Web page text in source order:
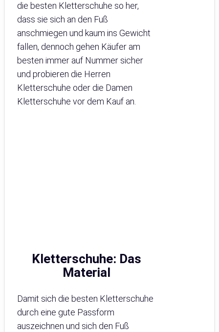
die besten Kletterschuhe so her,
dass sie sich an den Fuß
anschmiegen und kaum ins Gewicht
fallen, dennoch gehen Käufer am
besten immer auf Nummer sicher
und probieren die Herren
Kletterschuhe oder die Damen
Kletterschuhe vor dem Kauf an.
Kletterschuhe: Das
Material
Damit sich die besten Kletterschuhe
durch eine gute Passform
auszeichnen und sich den Fuß